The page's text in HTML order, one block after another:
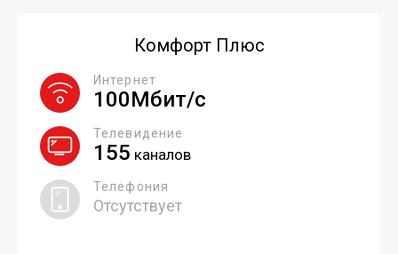
Комфорт Плюс
100Мбит/с
Интернет
155 каналов
Телевидение
Отсутствует
Телефония